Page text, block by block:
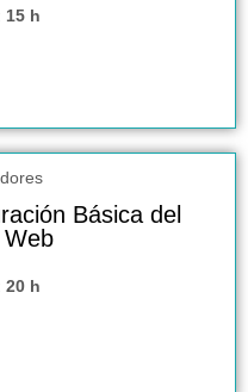
15 h
Básica del
20 h